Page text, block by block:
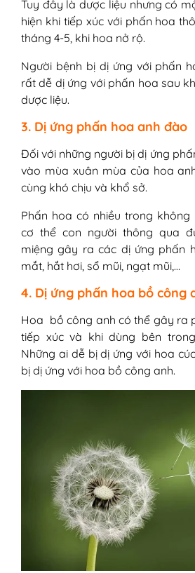
Tuy đây là dược liệu nhưng có
hiện khi tiếp xúc với phấn hoa
tháng 4-5, khi hoa nở rộ.
Người bệnh bị dị ứng với phấn
rất dễ dị ứng với phấn hoa sau
dược liệu.
3. Dị ứng phấn hoa anh đào
Đối với những người bị dị ứng
vào mùa xuân mùa của hoa
cùng khó chịu và khổ sở.
Phấn hoa có nhiều trong
cơ thể con người thông qua
miệng gây ra các dị ứng phấn
mắt, hắt hơi, sổ mũi, ngạt mũi,…
4. Dị ứng phấn hoa bồ công
Hoa bồ công anh có thể gây ra
tiếp xúc và khi dùng bên
Những ai dễ bị dị ứng với hoa
bị dị ứng với hoa bồ công anh.